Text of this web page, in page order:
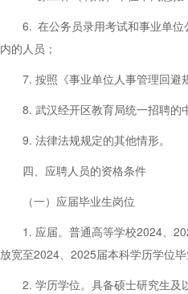
6. 在公务员录用考试和事业单
内的人员；
7. 按照《事业单位人事管理回避
8. 武汉经开区教育局统一招聘的
9. 法律法规规定的其他情形。
四、应聘人员的资格条件
（一）应届毕业生岗位
1. 应届。普通高等学校2024、
放宽至2024、2025届本科学历学位毕
2. 学历学位。具备硕士研究生及